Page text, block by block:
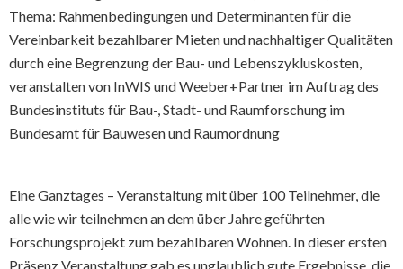
Thema: Rahmenbedingungen und Determinanten für die
Vereinbarkeit bezahlbarer Mieten und nachhaltiger Qualitäten
durch eine Begrenzung der Bau- und Lebenszykluskosten,
veranstalten von InWIS und Weeber+Partner im Auftrag des
Bundesinstituts für Bau-, Stadt- und Raumforschung im
Bundesamt für Bauwesen und Raumordnung
Eine Ganztages – Veranstaltung mit über 100 Teilnehmer, die
alle wie wir teilnehmen an dem über Jahre geführten
Forschungsprojekt zum bezahlbaren Wohnen. In dieser ersten
Präsenz Veranstaltung gab es unglaublich gute Ergebnisse, die